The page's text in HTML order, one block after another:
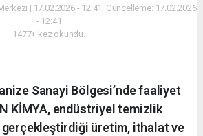
| 17.02.2026 - 12:41, Güncelleme: 17.02.2026
- 12:41
1477+ kez okundu.
Sanayi Bölgesi’nde faaliyet
KİMYA, endüstriyel temizlik
gerçekleştirdiği üretim, ithalat ve